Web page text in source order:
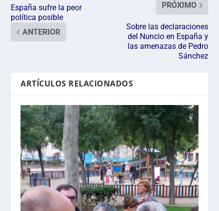
España sufre la peor
política posible
ANTERIOR
PRÓXIMO
Sobre las declaraciones
del Nuncio en España y
las amenazas de Pedro
Sánchez
ARTÍCULOS RELACIONADOS